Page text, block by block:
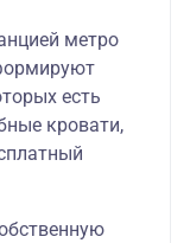
метро
есть
кровати,